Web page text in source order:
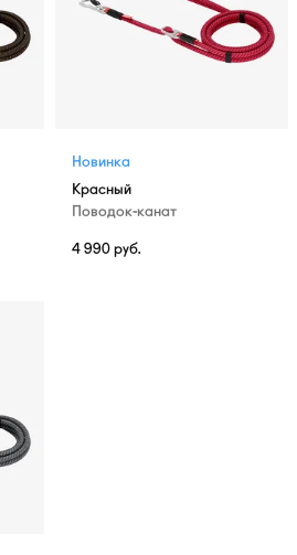
Новинка
Красный
Поводок-канат
4 990 руб.